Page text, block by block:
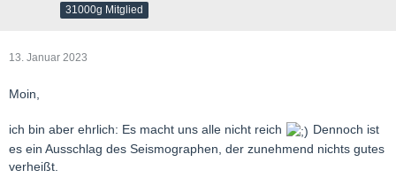
31000g Mitglied
13. Januar 2023
Moin,
ich bin aber ehrlich: Es macht uns alle nicht reich
Dennoch ist
es ein Ausschlag des Seismographen, der zunehmend nichts gutes
verheißt.